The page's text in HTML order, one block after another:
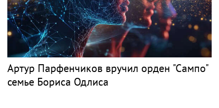
Артур Парфенчиков вручил орден "Сампо"
семье Бориса Одлиса